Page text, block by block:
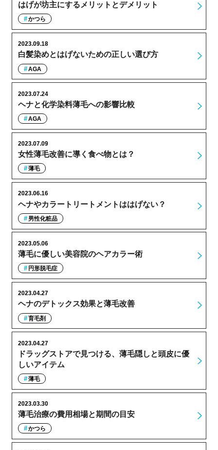
はげが坊主にするメリットとデメリット
かつら
白髪染めとはげないための正しい選び方
2023.09.18
AGA
ヘナと化学染料薄毛への影響比較
2023.07.24
AGA
女性薄毛改善に導く食べ物とは？
2023.07.09
薄毛
ヘナやカラートリートメントははげない？
2023.06.16
男性化粧品
薄毛に優しい美容院のヘアカラー術
2023.05.06
円形脱毛症
ヘナのデトックス効果と薄毛改善
2023.04.27
育毛剤
ドラッグストアで見つける、薄毛隠しと頭皮に優
しいアイテム
2023.04.27
薄毛
薄毛治療の費用相場と期間の目安
2023.03.30
かつら